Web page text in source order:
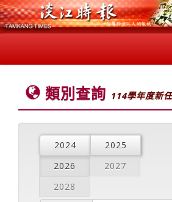
類別查詢 114學年度新
2024
2025
2026
2027
2028